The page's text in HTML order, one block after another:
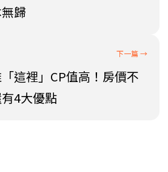
歸
這裡」CP值高！房價不
4大優點